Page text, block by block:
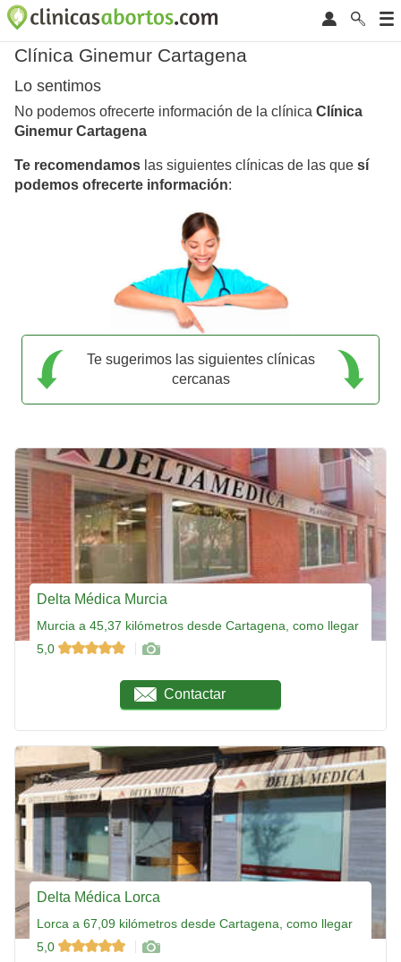
Clínica Ginemur Cartagena
Lo sentimos
No podemos ofrecerte información de la clínica Clínica
Ginemur Cartagena
Te recomendamos las siguientes clínicas de las que sí
podemos ofrecerte información:
Te sugerimos las siguientes clínicas
cercanas
Delta Médica Murcia
Murcia a 45,37 kilómetros desde Cartagena, como llegar
5,0
Contactar
Delta Médica Lorca
Lorca a 67,09 kilómetros desde Cartagena, como llegar
5,0